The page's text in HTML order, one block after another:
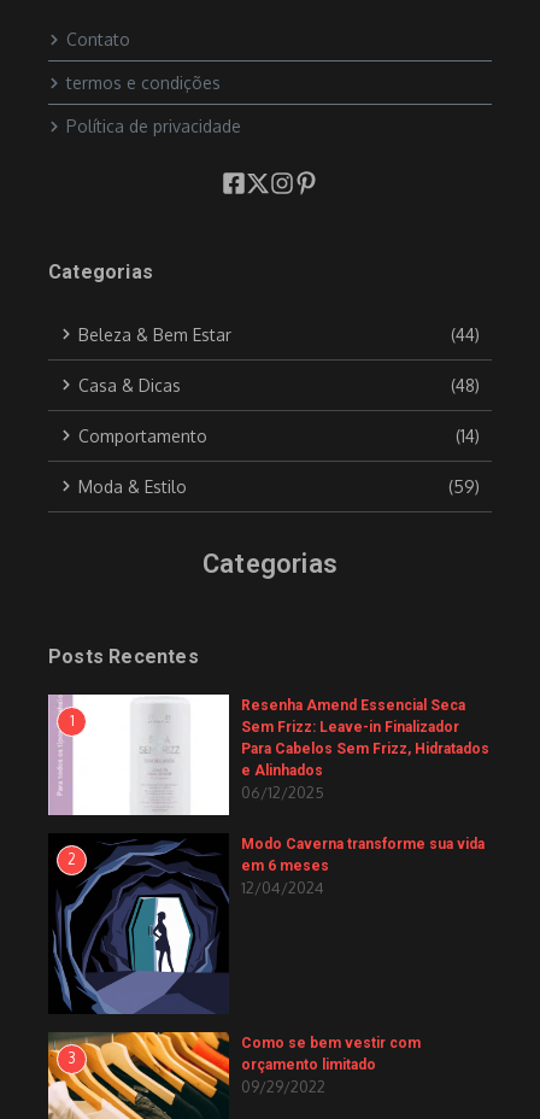
Contato
termos e condições
Política de privacidade
Categorias
Beleza & Bem Estar (44)
Casa & Dicas (48)
Comportamento (14)
Moda & Estilo (59)
Categorias
Posts Recentes
1
Resenha Amend Essencial Seca
Sem Frizz: Leave-in Finalizador
Para Cabelos Sem Frizz, Hidratados
e Alinhados
06/12/2025
2
Modo Caverna transforme sua vida
em 6 meses
12/04/2024
3
Como se bem vestir com
orçamento limitado
09/29/2022